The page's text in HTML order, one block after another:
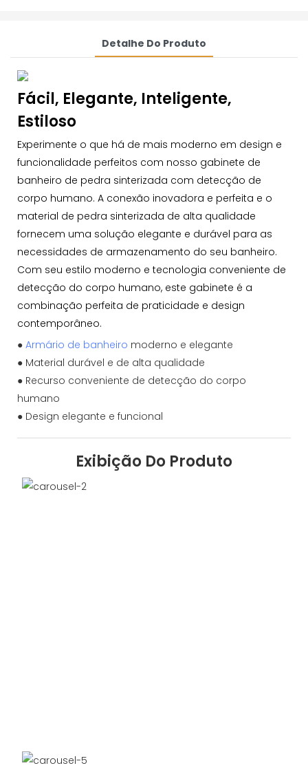
Detalhe Do Produto
Fácil, Elegante, Inteligente,
Estiloso
Experimente o que há de mais moderno em design e
funcionalidade perfeitos com nosso gabinete de
banheiro de pedra sinterizada com detecção de
corpo humano. A conexão inovadora e perfeita e o
material de pedra sinterizada de alta qualidade
fornecem uma solução elegante e durável para as
necessidades de armazenamento do seu banheiro.
Com seu estilo moderno e tecnologia conveniente de
detecção do corpo humano, este gabinete é a
combinação perfeita de praticidade e design
contemporâneo.
● Armário de banheiro moderno e elegante
● Material durável e de alta qualidade
● Recurso conveniente de detecção do corpo
humano
● Design elegante e funcional
Exibição Do Produto